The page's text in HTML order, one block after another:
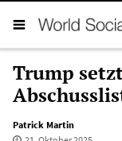
Trump
Patrick Martin